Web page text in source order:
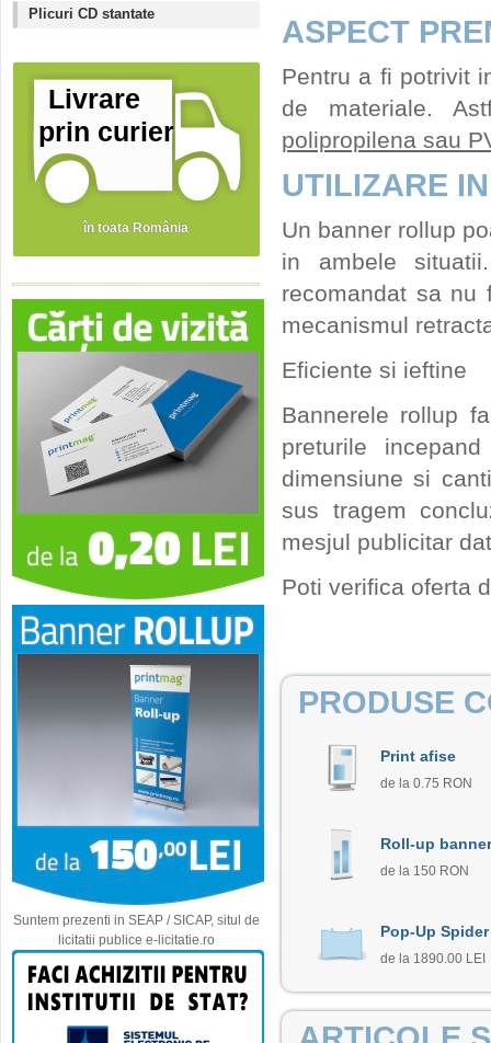
Plicuri CD stantate
Livrare
prin curier
în toata România
Suntem prezenti in SEAP / SICAP, situl de
licitatii publice e-licitatie.ro
ASPECT
Pentru a fi potrivit
de materiale.
polipropilena sau
UTILIZARE
Un banner rollup
in ambele
recomandat sa nu
mecanismul
Eficiente si ieftine
Bannerele rollup
preturile
dimensiune si
sus tragem
mesjul publicitar
Poti verifica oferta
PRODUSE
Print afise
de la 0.75 RON
Roll-up banner
de la 150 RON
Pop-Up
de la 1890.00 LEI